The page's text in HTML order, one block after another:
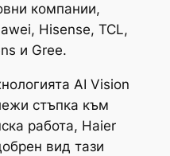
компании,
Hisense, TCL,
и Gree.
AI Vision
стъпка към
работа, Haier
вид тази